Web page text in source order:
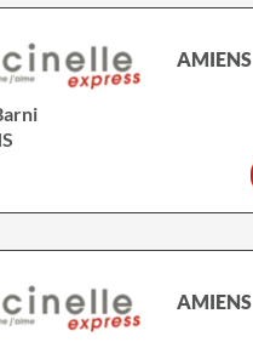
AMIENS
AMIENS